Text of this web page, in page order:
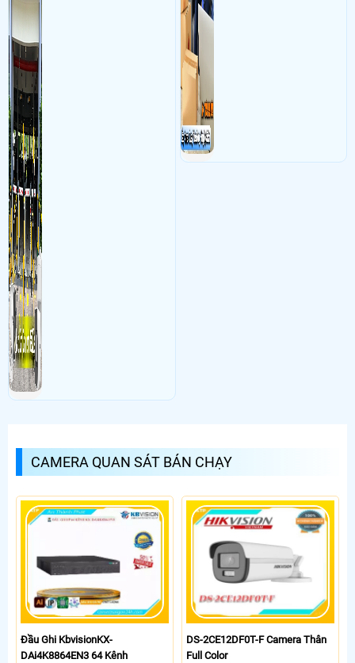
CAMERA QUAN SÁT BÁN CHẠY
Đầu Ghi KbvisionKX-
DAi4K8864EN3 64 Kênh
DS-2CE12DF0T-F Camera Thân
Full Color